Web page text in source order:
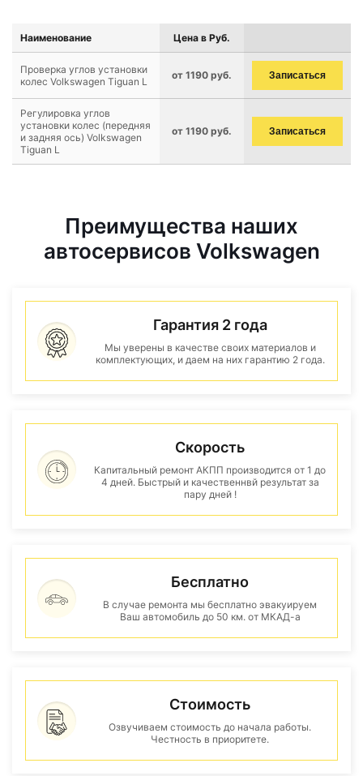
Наименование Цена в Руб.
Проверка углов установки
колес Volkswagen Tiguan L
от 1190 руб. Записаться
Регулировка углов
установки колес (передняя
и задняя ось) Volkswagen
Tiguan L
от 1190 руб. Записаться
Преимущества наших
автосервисов Volkswagen
Гарантия 2 года
Мы уверены в качестве своих материалов и
комплектующих, и даем на них гарантию 2 года.
Скорость
Капитальный ремонт АКПП производится от 1 до
4 дней. Быстрый и качественнвй результат за
пару дней !
Бесплатно
В случае ремонта мы бесплатно эвакуируем
Ваш автомобиль до 50 км. от МКАД-а
Стоимость
Озвучиваем стоимость до начала работы.
Честность в приоритете.